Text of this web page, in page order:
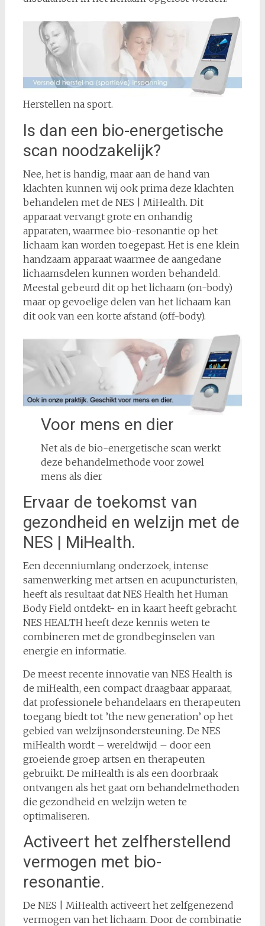
Herstellen na sport.
Is dan een bio-energetische
scan noodzakelijk?
Nee, het is handig, maar aan de hand van
klachten kunnen wij ook prima deze klachten
behandelen met de NES | MiHealth. Dit
apparaat vervangt grote en onhandig
apparaten, waarmee bio-resonantie op het
lichaam kan worden toegepast. Het is ene klein
handzaam apparaat waarmee de aangedane
lichaamsdelen kunnen worden behandeld.
Meestal gebeurd dit op het lichaam (on-body)
maar op gevoelige delen van het lichaam kan
dit ook van een korte afstand (off-body).
Voor mens en dier
Net als de bio-energetische scan werkt
deze behandelmethode voor zowel
mens als dier
Ervaar de toekomst van
gezondheid en welzijn met de
NES | MiHealth.
Een decenniumlang onderzoek, intense
samenwerking met artsen en acupuncturisten,
heeft als resultaat dat NES Health het Human
Body Field ontdekt- en in kaart heeft gebracht.
NES HEALTH heeft deze kennis weten te
combineren met de grondbeginselen van
energie en informatie.
De meest recente innovatie van NES Health is
de miHealth, een compact draagbaar apparaat,
dat professionele behandelaars en therapeuten
toegang biedt tot ’the new generation’ op het
gebied van welzijnsondersteuning. De NES
miHealth wordt – wereldwijd – door een
groeiende groep artsen en therapeuten
gebruikt. De miHealth is als een doorbraak
ontvangen als het gaat om behandelmethoden
die gezondheid en welzijn weten te
optimaliseren.
Activeert het zelfherstellend
vermogen met bio-
resonantie.
De NES | MiHealth activeert het zelfgenezend
vermogen van het lichaam. Door de combinatie